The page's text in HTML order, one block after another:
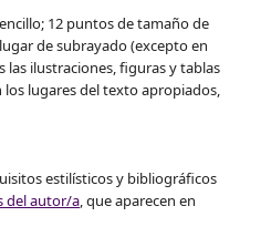
12 puntos de tamaño de
de subrayado (excepto en
las ilustraciones, figuras y tablas
los lugares del texto apropiados,
estilísticos y bibliográficos
del autor/a, que aparecen en